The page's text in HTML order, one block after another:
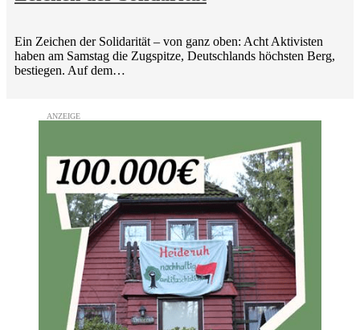
Ein Zeichen der Solidarität – von ganz oben: Acht Aktivisten
haben am Samstag die Zugspitze, Deutschlands höchsten Berg,
bestiegen. Auf dem…